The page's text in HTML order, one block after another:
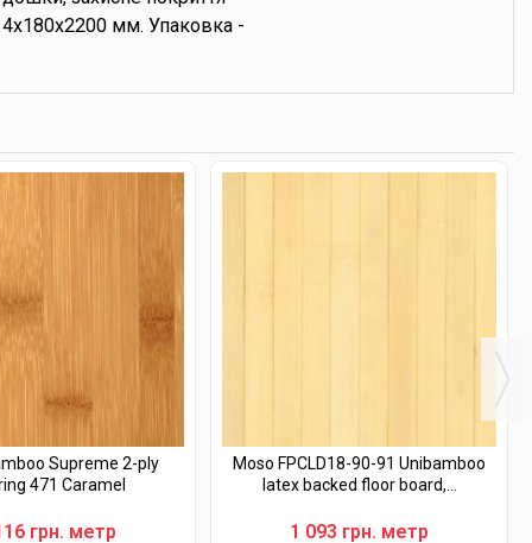
мм. Упаковка -
Supreme 2-ply
471 Caramel
грн. метр
Moso FPCLD18-90-91 Unibamboo
latex backed floor board,...
1 093 грн. метр